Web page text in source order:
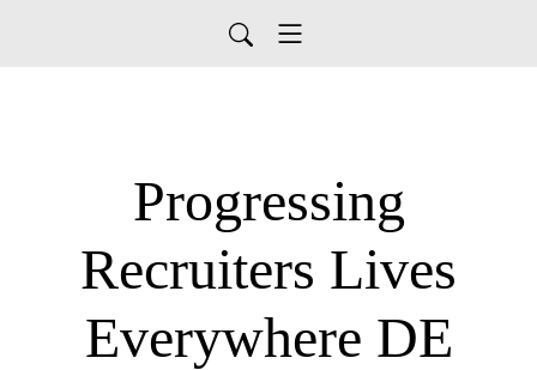
Progressing
Recruiters Lives
Everywhere DE